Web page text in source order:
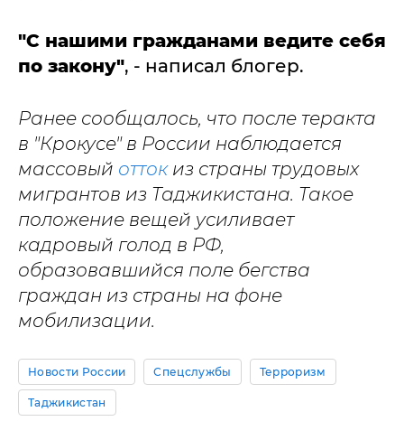
"С нашими гражданами ведите себя
по закону", - написал блогер.
Ранее сообщалось, что после теракта
в "Крокусе" в России наблюдается
массовый оттокиз страны трудовых
мигрантов из Таджикистана. Такое
положение вещей усиливает
кадровый голод в РФ,
образовавшийся поле бегства
граждан из страны на фоне
мобилизации.
Новости России Спецслужбы Терроризм
Таджикистан